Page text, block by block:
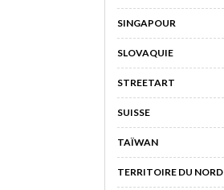
SINGAPOUR
SLOVAQUIE
STREETART
SUISSE
TAÏWAN
TERRITOIRE DU NORD